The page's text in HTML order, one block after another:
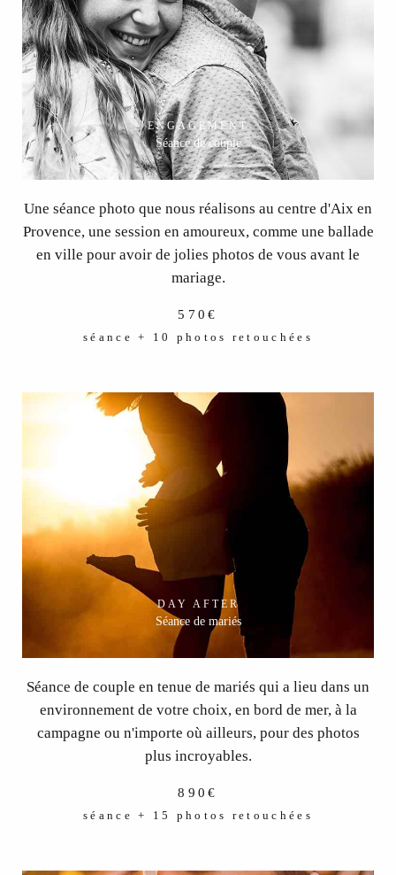
ENGAGEMENT
Séance de couple
Une séance photo que nous réalisons au centre d'Aix en
Provence, une session en amoureux, comme une ballade
en ville pour avoir de jolies photos de vous avant le
mariage.
570€
séance + 10 photos retouchées
DAY AFTER
Séance de mariés
Séance de couple en tenue de mariés qui a lieu dans un
environnement de votre choix, en bord de mer, à la
campagne ou n'importe où ailleurs, pour des photos
plus incroyables.
890€
séance + 15 photos retouchées